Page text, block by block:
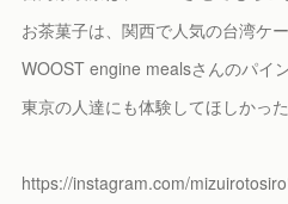
お茶菓子は、関西で人気の台湾ケ
WOOST engine mealsさんのパイ
東京の人達にも体験してほしかっ
https://instagram.com/